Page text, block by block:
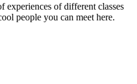
experiences of different classes
people you can meet here.